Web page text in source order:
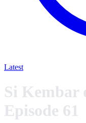
Latest
Si Kembar
Episode 61